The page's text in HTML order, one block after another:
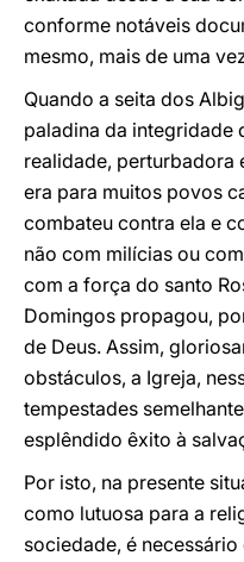
conforme notáveis
mesmo, mais de uma
Quando a seita dos
paladina da integridade
realidade,
era para muitos povos
combateu contra ela e
não com milícias ou
com a força do santo
Domingos propagou,
de Deus. Assim,
obstáculos, a Igreja,
tempestades
esplêndido êxito à
Por isto, na presente
como lutuosa para a
sociedade, é